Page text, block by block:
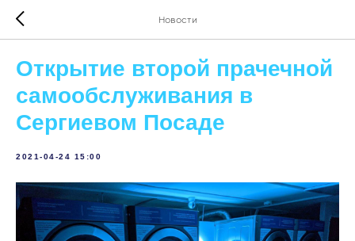
Новости
Открытие второй прачечной
самообслуживания в
Сергиевом Посаде
2021-04-24 15:00